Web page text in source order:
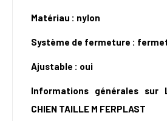
Matériau : nylon
Système de fermeture :
Ajustable : oui
Informations générales sur
CHIEN TAILLE M FERPLAST